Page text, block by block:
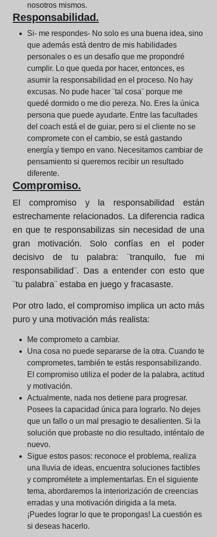
nosotros mismos.
Responsabilidad.
Si- me respondes- No solo es una buena idea, sino
que además está dentro de mis habilidades
personales o es un desafío que me propondré
cumplir. Lo que queda por hacer, entonces, es
asumir la responsabilidad en el proceso. No hay
excusas. No pude hacer ¨tal cosa¨ porque me
quedé dormido o me dio pereza. No. Eres la única
persona que puede ayudarte. Entre las facultades
del coach está el de guiar, pero si el cliente no se
compromete con el cambio, se está gastando
energía y tiempo en vano. Necesitamos cambiar de
pensamiento si queremos recibir un resultado
diferente.
Compromiso.
El compromiso y la responsabilidad están
estrechamente relacionados. La diferencia radica
en que te responsabilizas sin necesidad de una
gran motivación. Solo confías en el poder
decisivo de tu palabra: ¨tranquilo, fue mi
responsabilidad¨. Das a entender con esto que
¨tu palabra¨ estaba en juego y fracasaste.
Por otro lado, el compromiso implica un acto más
puro y una motivación más realista:
Me comprometo a cambiar.
Una cosa no puede separarse de la otra. Cuando te
comprometes, también te estás responsabilizando.
El compromiso utiliza el poder de la palabra, actitud
y motivación.
Actualmente, nada nos detiene para progresar.
Posees la capacidad única para lograrlo. No dejes
que un fallo o un mal presagio te desalienten. Si la
solución que probaste no dio resultado, inténtalo de
nuevo.
Sigue estos pasos: reconoce el problema, realiza
una lluvia de ideas, encuentra soluciones factibles
y comprométete a implementarlas. En el siguiente
tema, abordaremos la interiorización de creencias
erradas y una motivación dirigida a la meta.
¡Puedes lograr lo que te propongas! La cuestión es
si deseas hacerlo.